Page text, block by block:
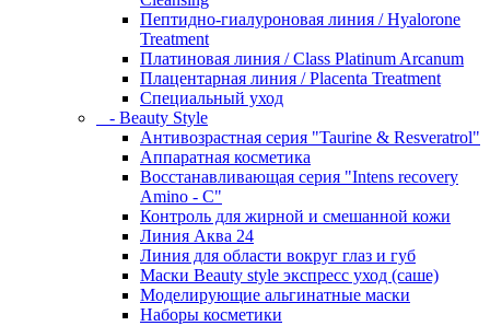
Пептидно-гиалуроновая линия / Hyalorone
Treatment
Платиновая линия / Class Platinum Arcanum
Плацентарная линия / Placenta Treatment
Специальный уход
- Beauty Style
Антивозрастная серия "Taurine & Resveratrol"
Аппаратная косметика
Восстанавливающая серия "Intens recovery
Amino - C"
Контроль для жирной и смешанной кожи
Линия Аква 24
Линия для области вокруг глаз и губ
Маски Beauty style экспресс уход (саше)
Моделирующие альгинатные маски
Наборы косметики